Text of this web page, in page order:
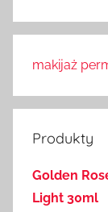
makijaż
Produkty
Golden
Light 30ml